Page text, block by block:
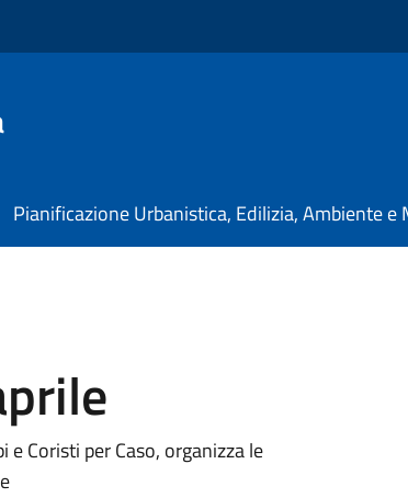
Pianificazione Urbanistica, Edilizia, Ambiente
Coristi per Caso, organizza le